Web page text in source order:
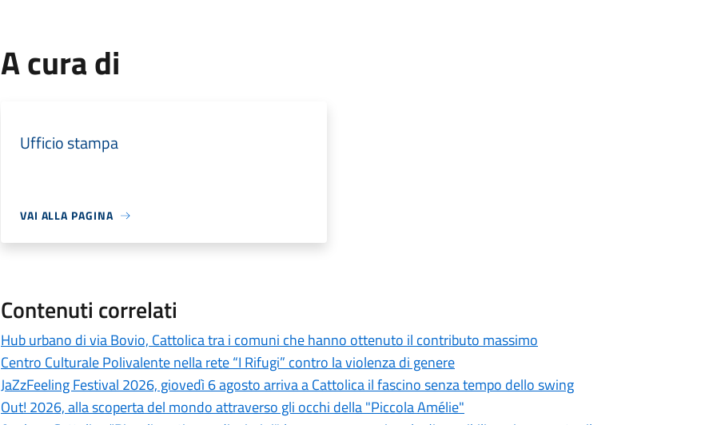
A cura di
Ufficio stampa
VAI ALLA PAGINA
Contenuti correlati
Hub urbano di via Bovio, Cattolica tra i comuni che hanno ottenuto il contributo massimo
Centro Culturale Polivalente nella rete “I Rifugi” contro la violenza di genere
JaZzFeeling Festival 2026, giovedì 6 agosto arriva a Cattolica il fascino senza tempo dello swing
Out! 2026, alla scoperta del mondo attraverso gli occhi della "Piccola Amélie"